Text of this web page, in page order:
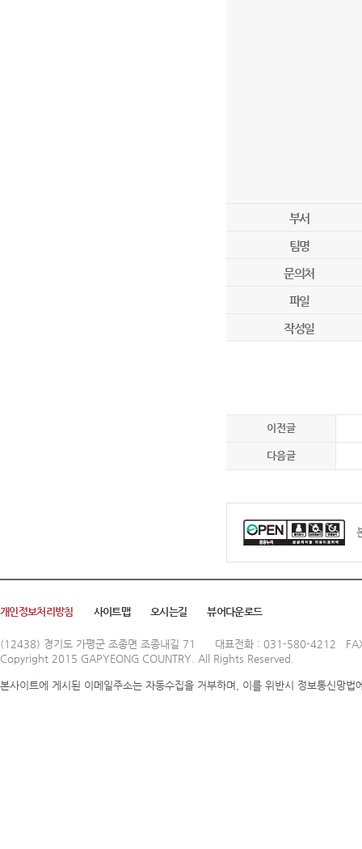
부서
팀명
문의처
파일
작성일
이전글
다음글
개인정보처리방침 사이트맵 오시는길 뷰어다운로드
(12438) 경기도 가평군 조종면 조종내길 71
대표전화 : 031-580-4212
Copyright 2015 GAPYEONG COUNTRY. All Rights Reserved.
본사이트에 게시된 이메일주소는 자동수집을 거부하며, 이를 위반시 정보통신망법